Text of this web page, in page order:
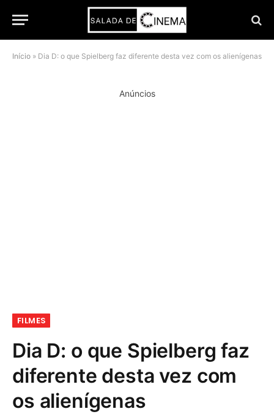
Início » Dia D: o que Spielberg faz diferente desta vez com os alienígenas
Anúncios
FILMES
Dia D: o que Spielberg faz
diferente desta vez com
os alienígenas